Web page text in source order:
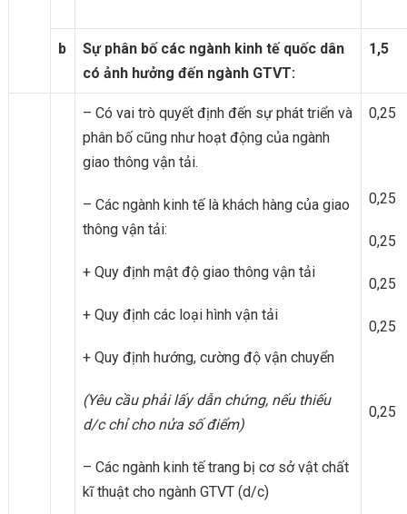
b
Sự phân bố các ngành kinh tế quốc dân
có ảnh hưởng đến ngành GTVT:
1,5
– Có vai trò quyết định đến sự phát triển và
phân bố cũng như hoạt động của ngành
giao thông vận tải.
– Các ngành kinh tế là khách hàng của giao
thông vận tải:
+ Quy định mật độ giao thông vận tải
+ Quy định các loại hình vận tải
+ Quy định hướng, cường độ vận chuyển
(Yêu cầu phải lấy dẫn chứng, nếu thiếu
d/c chỉ cho nửa số điểm)
– Các ngành kinh tế trang bị cơ sở vật chất
kĩ thuật cho ngành GTVT (d/c)
0,25
0,25
0,25
0,25
0,25
0,25